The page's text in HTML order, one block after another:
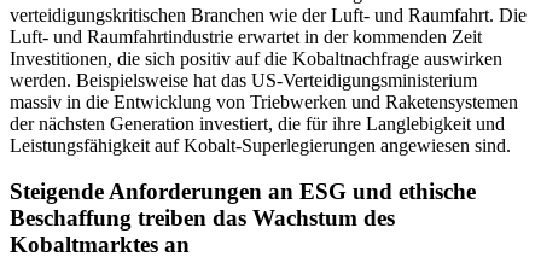
verteidigungskritischen Branchen wie der Luft- und Raumfahrt. Die
Luft- und Raumfahrtindustrie erwartet in der kommenden Zeit
Investitionen, die sich positiv auf die Kobaltnachfrage auswirken
werden. Beispielsweise hat das US-Verteidigungsministerium
massiv in die Entwicklung von Triebwerken und Raketensystemen
der nächsten Generation investiert, die für ihre Langlebigkeit und
Leistungsfähigkeit auf Kobalt-Superlegierungen angewiesen sind.
Steigende Anforderungen an ESG und ethische
Beschaffung treiben das Wachstum des
Kobaltmarktes an